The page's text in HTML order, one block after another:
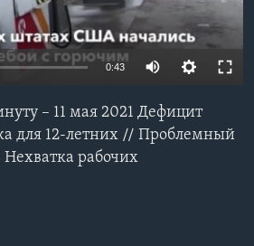
0:43
– 11 мая 2021 Дефицит
для 12-летних // Проблемный
Нехватка рабочих